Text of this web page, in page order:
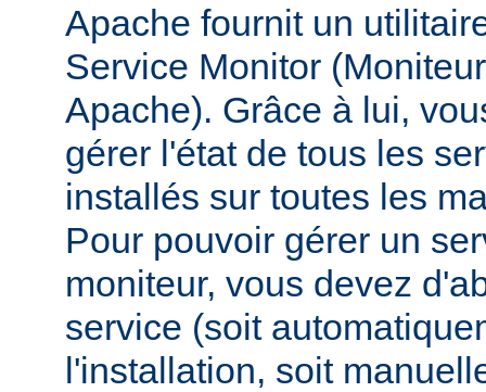
Apache fournit un
Service Monitor
Apache). Grâce à lui,
gérer l'état de tous les
installés sur toutes les
Pour pouvoir gérer un
moniteur, vous devez
service (soit
l'installation, soit